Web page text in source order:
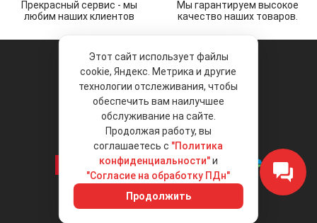
Прекрасный сервис - мы
любим наших клиентов
Мы гарантируем высокое
качество наших товаров.
© 2026 «Liberty Project».
Аксессуары и запчасти оптом.
Положение об обработке и защите
персональных данных
Интернет-магазин
+7 (495) 792-792-8
Этот сайт использует файлы
cookie, Яндекс. Метрика и другие
технологии отслеживания, чтобы
обеспечить вам наилучшее
обслуживание на сайте.
Продолжая работу, вы
соглашаетесь с "Политика
конфиденциальности"и
"Согласие на обработку ПДн"